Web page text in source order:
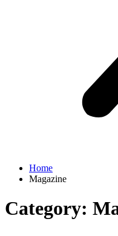
Home
Magazine
Category: